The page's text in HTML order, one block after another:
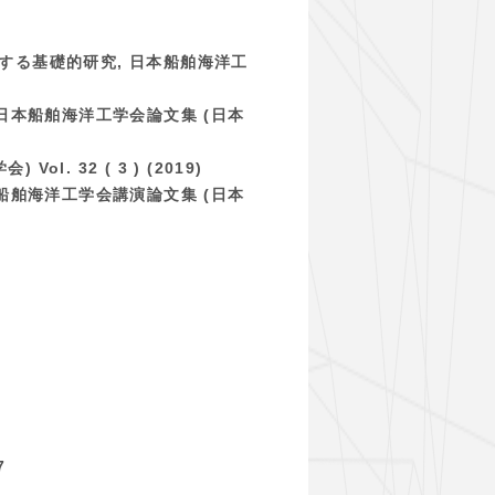
る基礎的研究, 日本船舶海洋工
本船舶海洋工学会論文集 (日本
学会) Vol. 32 ( 3 ) (2019)
舶海洋工学会講演論文集 (日本